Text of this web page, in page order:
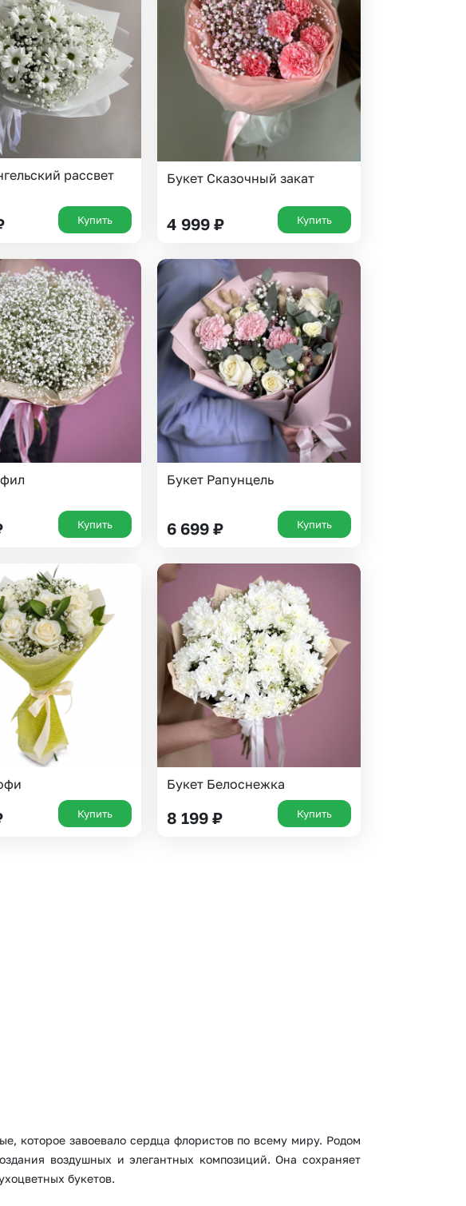
До 10000 рублей
Черная пятница
рассвет
Купить
Букет Сказочный закат
4 999 ₽ Купить
Купить
Букет Рапунцель
6 699 ₽ Купить
Купить
Букет Белоснежка
8 199 ₽ Купить
которое завоевало сердца флористов по всему миру. Родом
воздушных и элегантных композиций. Она сохраняет
букетов.